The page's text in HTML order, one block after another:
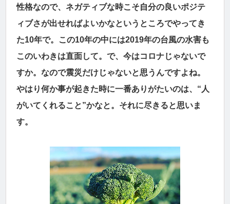
性格なので、ネガティブな時こそ自分の良いポジテ
ィブさが出せればよいかなというところでやってき
た10年で。この10年の中には2019年の台風の水害も
このいわきは直面して。で、今はコロナじゃないで
すか。なので震災だけじゃないと思うんですよね。
やはり何か事が起きた時に一番ありがたいのは、“人
がいてくれること”かなと。それに尽きると思いま
す。